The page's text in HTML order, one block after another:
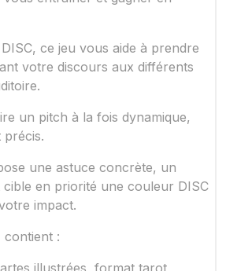
ce jeu vous aide à prendre
votre discours aux différents
un pitch à la fois dynamique,
précis.
une astuce concrète, un
en priorité une couleur DISC
impact.
contient :
illustrées, format tarot